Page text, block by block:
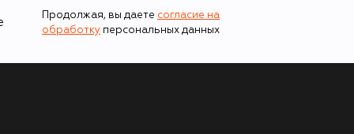
Продолжая, вы даете согласие на
обработку персональных данных